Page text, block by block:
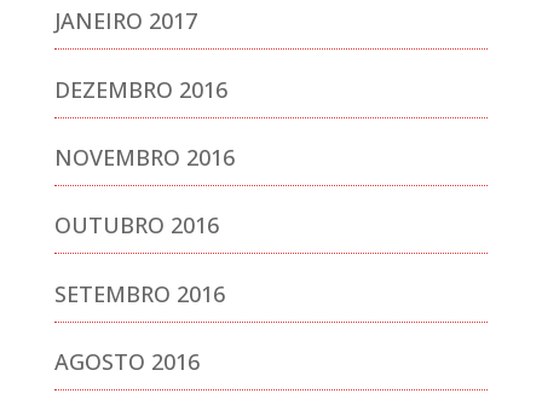
JANEIRO 2017
DEZEMBRO 2016
NOVEMBRO 2016
OUTUBRO 2016
SETEMBRO 2016
AGOSTO 2016